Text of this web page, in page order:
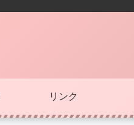
リンク